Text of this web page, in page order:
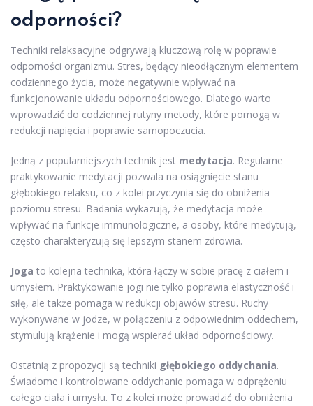
odporności?
Techniki relaksacyjne odgrywają kluczową rolę w poprawie
odporności organizmu. Stres, będący nieodłącznym elementem
codziennego życia, może negatywnie wpływać na
funkcjonowanie układu odpornościowego. Dlatego warto
wprowadzić do codziennej rutyny metody, które pomogą w
redukcji napięcia i poprawie samopoczucia.
Jedną z popularniejszych technik jest medytacja. Regularne
praktykowanie medytacji pozwala na osiągnięcie stanu
głębokiego relaksu, co z kolei przyczynia się do obniżenia
poziomu stresu. Badania wykazują, że medytacja może
wpływać na funkcje immunologiczne, a osoby, które medytują,
często charakteryzują się lepszym stanem zdrowia.
Joga to kolejna technika, która łączy w sobie pracę z ciałem i
umysłem. Praktykowanie jogi nie tylko poprawia elastyczność i
siłę, ale także pomaga w redukcji objawów stresu. Ruchy
wykonywane w jodze, w połączeniu z odpowiednim oddechem,
stymulują krążenie i mogą wspierać układ odpornościowy.
Ostatnią z propozycji są techniki głębokiego oddychania.
Świadome i kontrolowane oddychanie pomaga w odprężeniu
całego ciała i umysłu. To z kolei może prowadzić do obniżenia